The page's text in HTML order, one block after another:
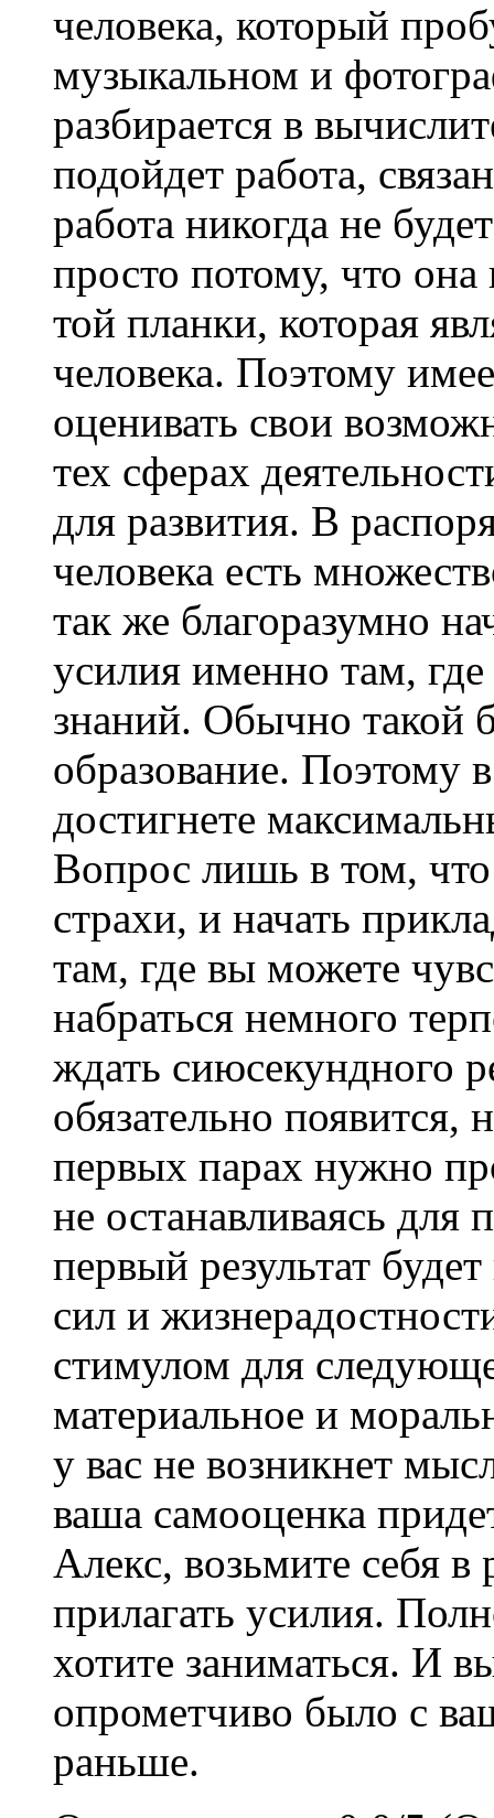
человека, который
музыкальном и
разбирается в
подойдет работа,
работа никогда не
просто потому, что
той планки, которая
человека. Поэтому
оценивать свои
тех сферах
для развития. В
человека есть
так же благоразумно
усилия именно там,
знаний. Обычно такой
образование. Поэтому
достигнете
Вопрос лишь в том,
страхи, и начать
там, где вы можете
набраться немного
ждать сиюсекундного
обязательно
первых парах нужно
не останавливаясь
первый результат
сил и
стимулом для
материальное и
у вас не возникнет
ваша самооценка
Алекс, возьмите себя в
прилагать усилия.
хотите заниматься. И
опрометчиво было с
раньше.